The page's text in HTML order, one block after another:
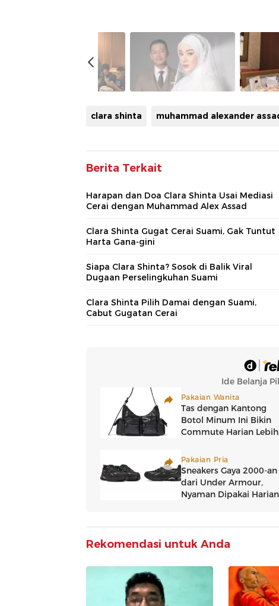
clara shinta muhammad alexander
Berita Terkait
Harapan dan Doa Clara Shinta Usai Mediasi
Cerai dengan Muhammad Alex Assad
Clara Shinta Gugat Cerai Suami, Gak Tuntut
Harta Gana-gini
Siapa Clara Shinta? Sosok di Balik Viral
Dugaan Perselingkuhan Suami
Clara Shinta Pilih Damai dengan Suami,
Cabut Gugatan Cerai
Rekomendasi untuk Anda